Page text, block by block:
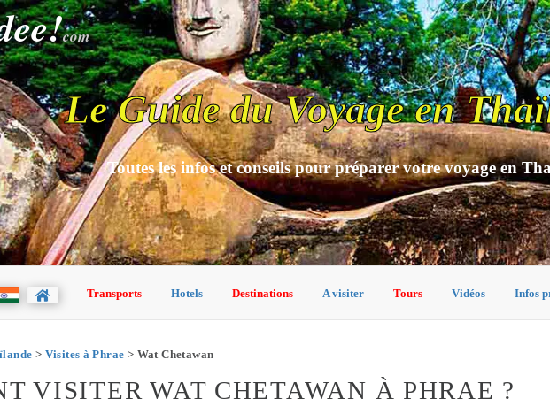
com
Le Guide du Voyage en
Toutes les infos et conseils pour préparer votre voyage en
Transports Hotels Destinations A visiter Tours Vidéos Infos
> Visites à Phrae > Wat Chetawan
VISITER WAT CHETAWAN À PHRAE ?